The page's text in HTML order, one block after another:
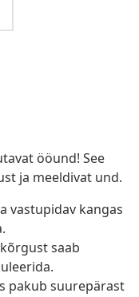
ööund! See
ja meeldivat und.
vastupidav kangas
saab
pakub suurepärast